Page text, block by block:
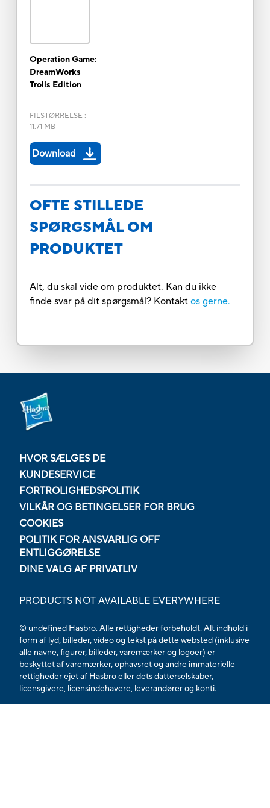
Operation Game:
DreamWorks
Trolls Edition
FILSTØRRELSE :
11.71 MB
Download
OFTE STILLEDE
SPØRGSMÅL OM
PRODUKTET
Alt, du skal vide om produktet. Kan du ikke
finde svar på dit spørgsmål? Kontakt os gerne.
HVOR SÆLGES DE
KUNDESERVICE
FORTROLIGHEDSPOLITIK
VILKÅR OG BETINGELSER FOR BRUG
COOKIES
POLITIK FOR ANSVARLIG OFF
ENTLIGGØRELSE
DINE VALG AF PRIVATLIV
PRODUCTS NOT AVAILABLE EVERYWHERE
© undefined Hasbro. Alle rettigheder forbeholdt. Alt indhold i
form af lyd, billeder, video og tekst på dette websted (inklusive
alle navne, figurer, billeder, varemærker og logoer) er
beskyttet af varemærker, ophavsret og andre immaterielle
rettigheder ejet af Hasbro eller dets datterselskaber,
licensgivere, licensindehavere, leverandører og konti.